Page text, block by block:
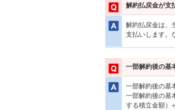
解約払戻金が支
解約払戻金は、
支払いします。
一部解約後の基
一部解約後の基
一部解約後の基
する積立金額）